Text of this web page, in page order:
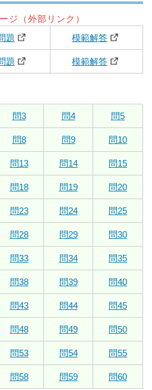
ジ（外部リンク）
題 模範解答
題 模範解答
問3 問4 問5
問8 問9 問10
問13 問14 問15
問18 問19 問20
問23 問24 問25
問28 問29 問30
問33 問34 問35
問38 問39 問40
問43 問44 問45
問48 問49 問50
問53 問54 問55
問58 問59 問60